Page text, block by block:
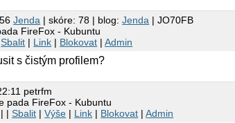
Jendа | skóre: 78 | blog:Jenda | JO70FB
FireFox - Kubuntu
Sbalit | Link | Blokovat |Admin
s čistým profilem?
petrfm
pada FireFox - Kubuntu
| |Sbalit |Výše | Link | Blokovat |Admin